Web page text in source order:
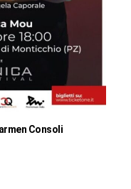
Consoli